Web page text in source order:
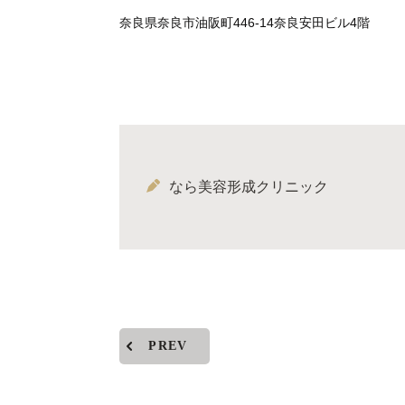
奈良県奈良市油阪町446-14奈良安田ビル4階
なら美容形成クリニック
PREV